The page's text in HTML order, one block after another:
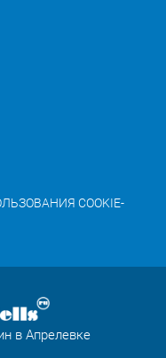
COOKIE-
в Апрелевке